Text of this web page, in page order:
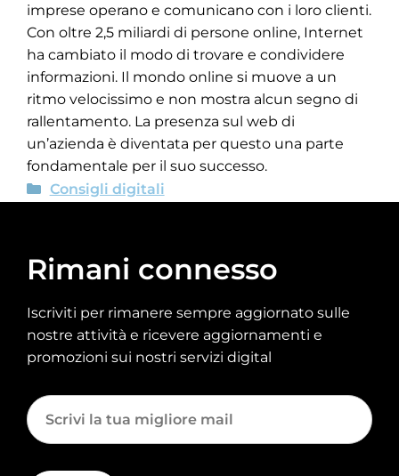
imprese operano e comunicano con i loro clienti.
Con oltre 2,5 miliardi di persone online, Internet
ha cambiato il modo di trovare e condividere
informazioni. Il mondo online si muove a un
ritmo velocissimo e non mostra alcun segno di
rallentamento. La presenza sul web di
un’azienda è diventata per questo una parte
fondamentale per il suo successo.
Consigli digitali
Rimani connesso
Iscriviti per rimanere sempre aggiornato sulle
nostre attività e ricevere aggiornamenti e
promozioni sui nostri servizi digital